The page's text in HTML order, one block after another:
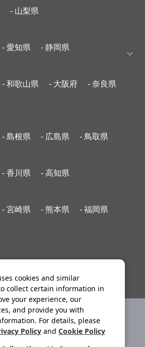
- 山梨県
- 愛知県 - 静岡県
- 和歌山県 - 大阪府
- 奈良県
- 島根県 - 広島県 - 鳥取県
- 香川県 - 高知県
- 宮崎県 - 熊本県
- 福岡県
ニュースリリース
cookies and similar
collect certain information in
your experience, our
and provide you with
For details, please
Policy and Cookie Policy